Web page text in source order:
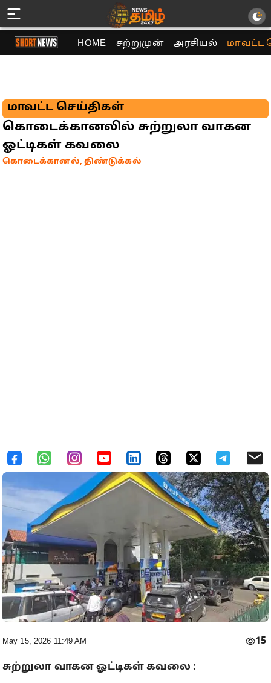
HOME சற்றுமுன் அரசியல் மாவட்ட
மாவட்ட செய்திகள்
கொடைக்கானலில் சுற்றுலா வாகன
ஓட்டிகள் கவலை
கொடைக்கானல், திண்டுக்கல்
May 15, 2026 11:49 AM 15
சுற்றுலா வாகன ஓட்டிகள் கவலை :